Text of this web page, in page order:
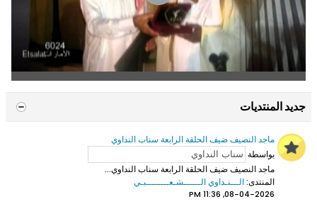
جديد المنتديات
ماجد النصيف ضيف الحلقة الرابعة سناب النداوي
بواسطة
ماجد النصيف ضيف الحلقة الرابعة سناب النداوي...
المنتدى:الـــنـداوي الــــــشـعــــــــبـي
08-04-2026, 11:36 PM